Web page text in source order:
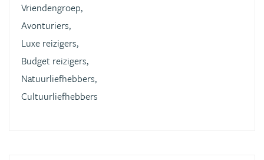
Vriendengroep,
Avonturiers,
Luxe reizigers,
Budget reizigers,
Natuurliefhebbers,
Cultuurliefhebbers